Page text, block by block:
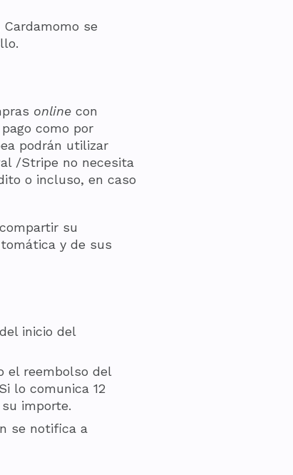
se
online con
como por
podrán utilizar
/Stripe no necesita
o incluso, en caso
su
y de sus
inicio del
el reembolso del
lo comunica 12
importe.
se notifica a